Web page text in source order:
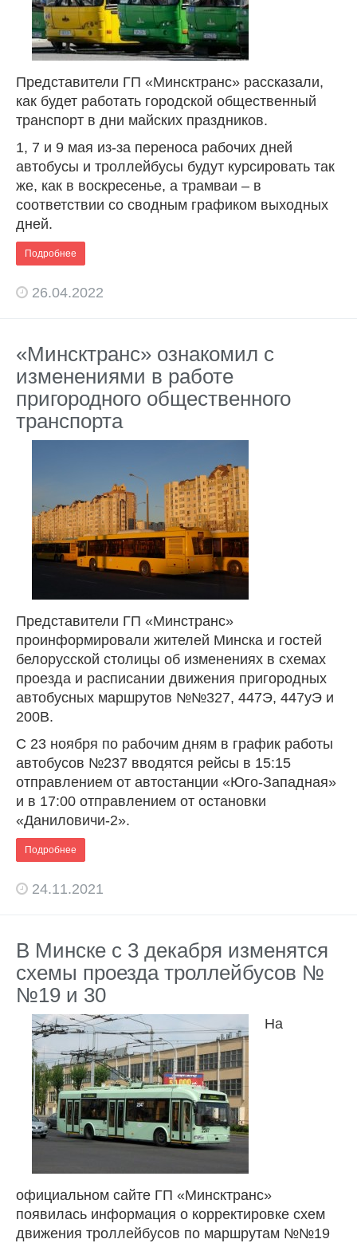
Представители ГП «Минсктранс» рассказали,
как будет работать городской общественный
транспорт в дни майских праздников.
1, 7 и 9 мая из-за переноса рабочих дней
автобусы и троллейбусы будут курсировать так
же, как в воскресенье, а трамваи – в
соответствии со сводным графиком выходных
дней.
Подробнее
26.04.2022
«Минсктранс» ознакомил с
изменениями в работе
пригородного общественного
транспорта
Представители ГП «Минстранс»
проинформировали жителей Минска и гостей
белорусской столицы об изменениях в схемах
проезда и расписании движения пригородных
автобусных маршрутов №№327, 447Э, 447уЭ и
200В.
С 23 ноября по рабочим дням в график работы
автобусов №237 вводятся рейсы в 15:15
отправлением от автостанции «Юго-Западная»
и в 17:00 отправлением от остановки
«Даниловичи-2».
Подробнее
24.11.2021
В Минске с 3 декабря изменятся
схемы проезда троллейбусов №
№19 и 30
На
официальном сайте ГП «Минсктранс»
появилась информация о корректировке схем
движения троллейбусов по маршрутам №№19